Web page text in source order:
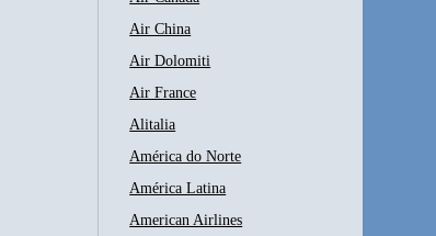
Air China
Air Dolomiti
Air France
Alitalia
América do Norte
América Latina
American Airlines